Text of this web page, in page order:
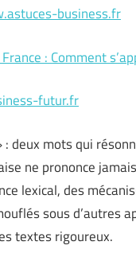
business.fr
: Comment
futur.fr
: deux mots qui
ne prononce
lexical, des
sous d’autres
textes rigoureux.